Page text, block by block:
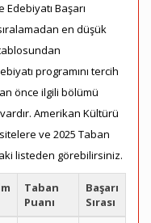
Başarı
en düşük
programını tercih
önce ilgili bölümü
Amerikan Kültürü
ve 2025 Taban
listeden görebilirsiniz.
Taban
Puanı
Başarı
Sırası